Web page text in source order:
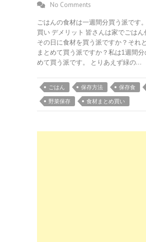
No Comments
ごはんの食材は一週間分買う派です
買い デメリット 皆さんは家でごはん
その日に食材を買う派ですか？それ
まとめて買う派ですか？私は1週間分
めて買う派です。 とりあえず緑の…
ごはん 保存方法 保存食
野菜保存
食材まとめ買い